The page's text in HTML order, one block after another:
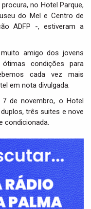
no Hotel Parque,
do Mel e Centro de
ADFP -, estiveram a
muito amigo dos jovens
condições para
cada vez mais
em nota divulgada.
de novembro, o Hotel
três suites e nove
condicionada.